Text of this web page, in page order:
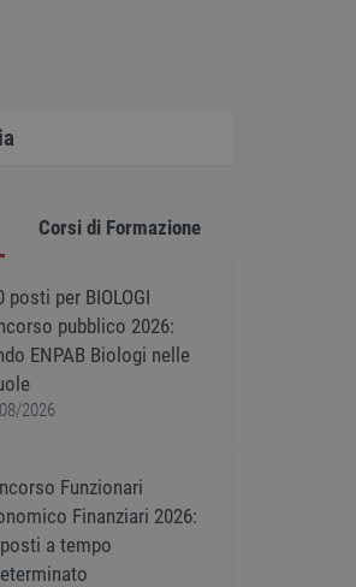
Corsi di Formazione
posti per BIOLOGI
pubblico 2026:
ENPAB Biologi nelle
2026
Funzionari
Finanziari 2026:
a tempo